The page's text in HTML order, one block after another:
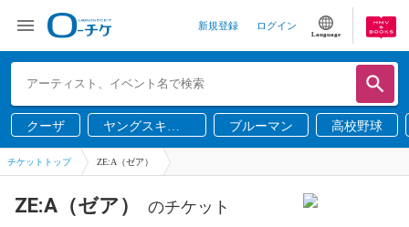
新規登録 ログイン
Language
クーザ
ヤングスキニ
ー
ブルーマン 高校野球
チケットトップ ZE:A（ゼア）
ZE:A（ゼア） のチケット